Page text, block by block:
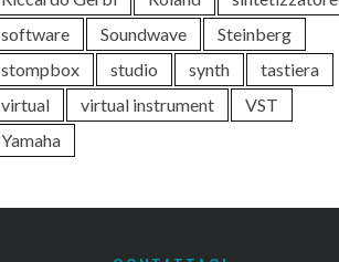
software
Soundwave
Steinberg
stompbox
studio synth
tastiera
virtual
virtual instrument
VST
Yamaha